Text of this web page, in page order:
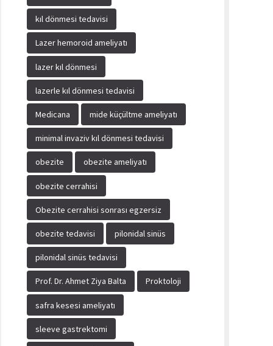
kıl dönmesi tedavisi
Lazer hemoroid ameliyatı
lazer kıl dönmesi
lazerle kıl dönmesi tedavisi
Medicana mide küçültme ameliyatı
minimal invaziv kıl dönmesi tedavisi
obezite obezite ameliyatı
obezite cerrahisi
Obezite cerrahisi sonrası egzersiz
obezite tedavisi pilonidal sinüs
pilonidal sinüs tedavisi
Prof. Dr. Ahmet Ziya Balta Proktoloji
safra kesesi ameliyatı
sleeve gastrektomi